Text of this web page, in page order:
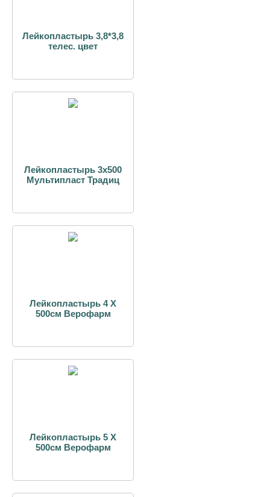
Лейкопластырь 3,8*3,8
телес. цвет
Лейкопластырь 3х500
Мультипласт Традиц
Лейкопластырь 4 Х
500см Верофарм
Лейкопластырь 5 Х
500см Верофарм